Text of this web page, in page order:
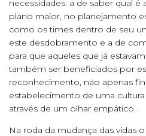
necessidades: a de saber qual
plano maior, no planejamento
como os times dentro de seu
este desdobramento e a de
para que aqueles que já
também ser beneficiados por
reconhecimento, não apenas
estabelecimento de uma
através de um olhar empático.
Na roda da mudança das vidas